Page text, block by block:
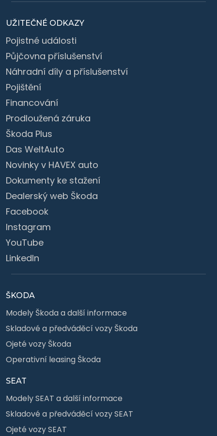
UŽITEČNÉ ODKAZY
Pojistné události
Půjčovna příslušenství
Náhradní díly a příslušenství
Pojištění
Financování
Prodloužená záruka
Škoda Plus
Das WeltAuto
Novinky v HAVEX auto
Dokumenty ke stažení
Dealerský web Škoda
Facebook
Instagram
YouTube
LinkedIn
ŠKODA
Modely Škoda a další informace
Skladové a předváděcí vozy Škoda
Ojeté vozy Škoda
Operativní leasing Škoda
SEAT
Modely SEAT a další informace
Skladové a předváděcí vozy SEAT
Ojeté vozy SEAT